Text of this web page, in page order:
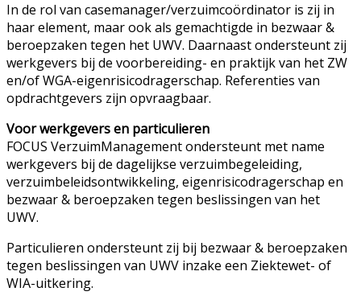
In de rol van casemanager/verzuimcoördinator is zij in
haar element, maar ook als gemachtigde in bezwaar &
beroepzaken tegen het UWV. Daarnaast ondersteunt zij
werkgevers bij de voorbereiding- en praktijk van het ZW
en/of WGA-eigenrisicodragerschap. Referenties van
opdrachtgevers zijn opvraagbaar.
Voor werkgevers en particulieren
FOCUS VerzuimManagement ondersteunt met name
werkgevers bij de dagelijkse verzuimbegeleiding,
verzuimbeleidsontwikkeling, eigenrisicodragerschap en
bezwaar & beroepzaken tegen beslissingen van het
UWV.
Particulieren ondersteunt zij bij bezwaar & beroepzaken
tegen beslissingen van UWV inzake een Ziektewet- of
WIA-uitkering.